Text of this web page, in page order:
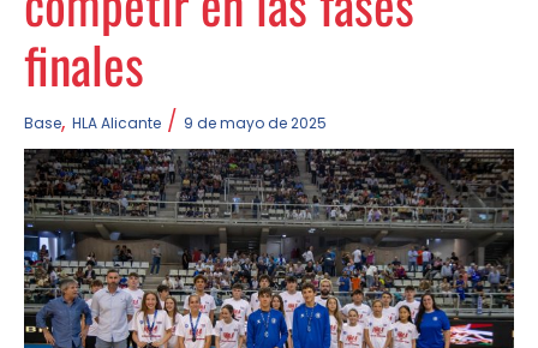
finales
Base, HLA Alicante / 9 de mayo de 2025